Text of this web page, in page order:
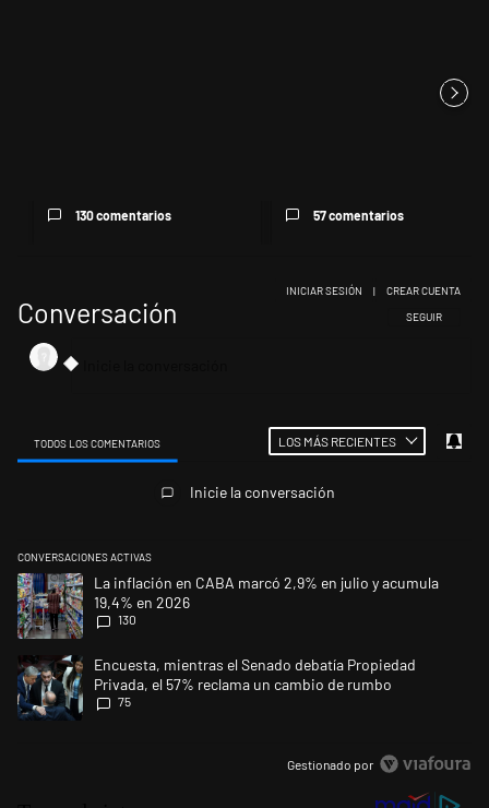
130 comentarios 57 comentarios
Conversación SIGA ESTA
SEGUIR
INICIAR SESIÓN | CREAR CUENTA
TODOS LOS COMENTARIOS LOS MÁS RECIENTES
Inicie la conversación
CONVERSACIONES ACTIVAS
Este listado muestra los artículos con más comentarios en los últimos
Un artículo de tendencia con el título "La inflación en CABA marcó
La inflación en CABA marcó 2,9% en julio y acumula
19,4% en 2026
130
Un artículo de tendencia con el título "Encuesta, mientras el Senado
Encuesta, mientras el Senado debatía Propiedad
Privada, el 57% reclama un cambio de rumbo
75
Gestionado por